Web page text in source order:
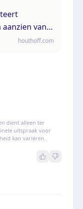
van
expert
houthoff.com
dient alleen ter
uitspraak voor
kan variëren.